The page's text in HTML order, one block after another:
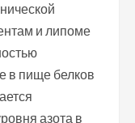
и липоме
в пище белков
азота в